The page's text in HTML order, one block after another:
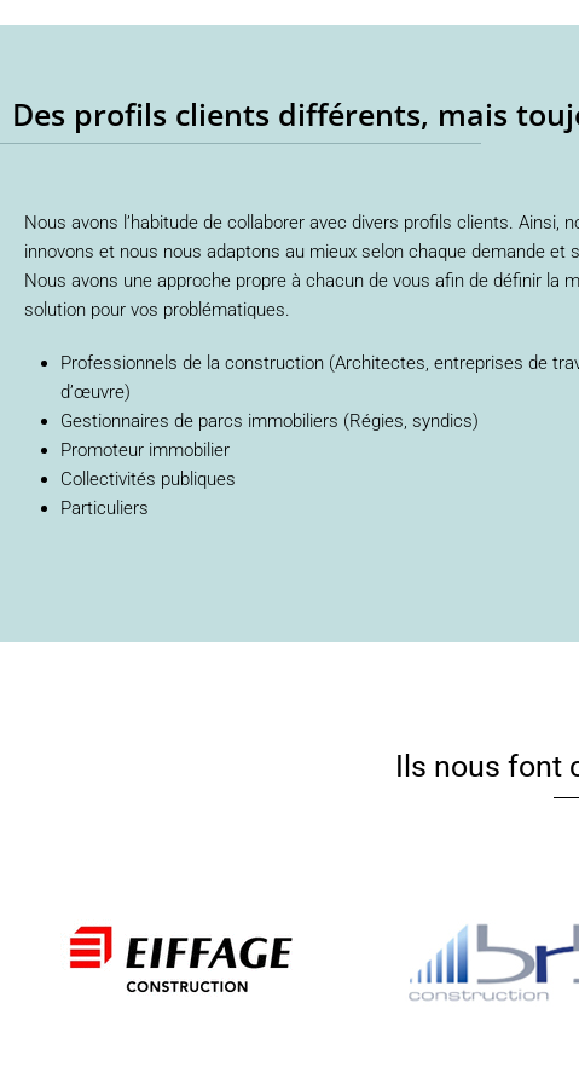
Des profils clients différents, mais
Nous avons l’habitude de collaborer avec divers profils clients. Ainsi,
innovons et nous nous adaptons au mieux selon chaque demande et
Nous avons une approche propre à chacun de vous afin de définir la
solution pour vos problématiques.
Professionnels de la construction (Architectes, entreprises de
d’œuvre)
Gestionnaires de parcs immobiliers (Régies, syndics)
Promoteur immobilier
Collectivités publiques
Particuliers
Ils nous font